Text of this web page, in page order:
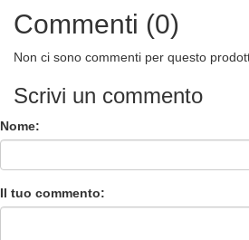
Commenti (0)
Non ci sono commenti per questo
Scrivi un commento
Nome:
Il tuo commento: